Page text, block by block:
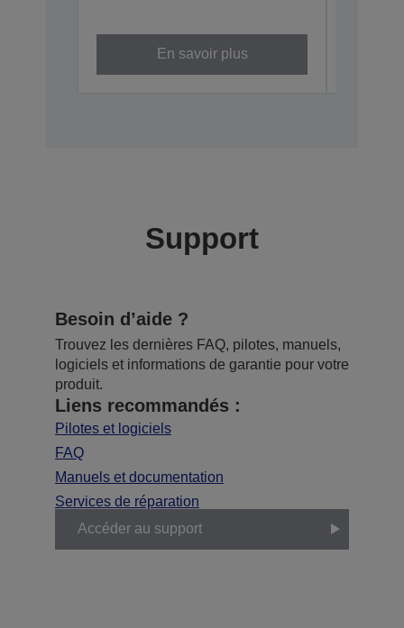
En savoir plus
Support
Besoin d’aide ?
Trouvez les dernières FAQ, pilotes, manuels,
logiciels et informations de garantie pour votre
produit.
Liens recommandés :
Pilotes et logiciels
FAQ
Manuels et documentation
Services de réparation
Accéder au support